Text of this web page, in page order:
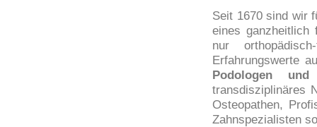
Seit 1670 sind wir
eines ganzheitlich
nur
Erfahrungswerte
Podologen und
transdisziplinäres
Osteopathen,
Zahnspezialisten